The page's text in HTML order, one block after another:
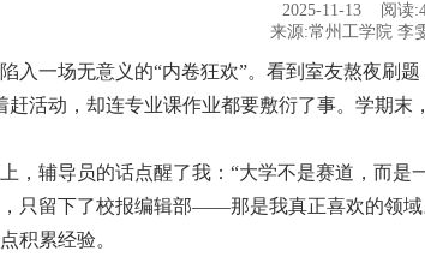
2025-11-13 阅读:
来源:常州工学院 李
一场无意义的“内卷狂欢”。看到室友熬夜刷题
赶活动，却连专业课作业都要敷衍了事。学期末
辅导员的话点醒了我：“大学不是赛道，而是
只留下了校报编辑部——那是我真正喜欢的领
积累经验。